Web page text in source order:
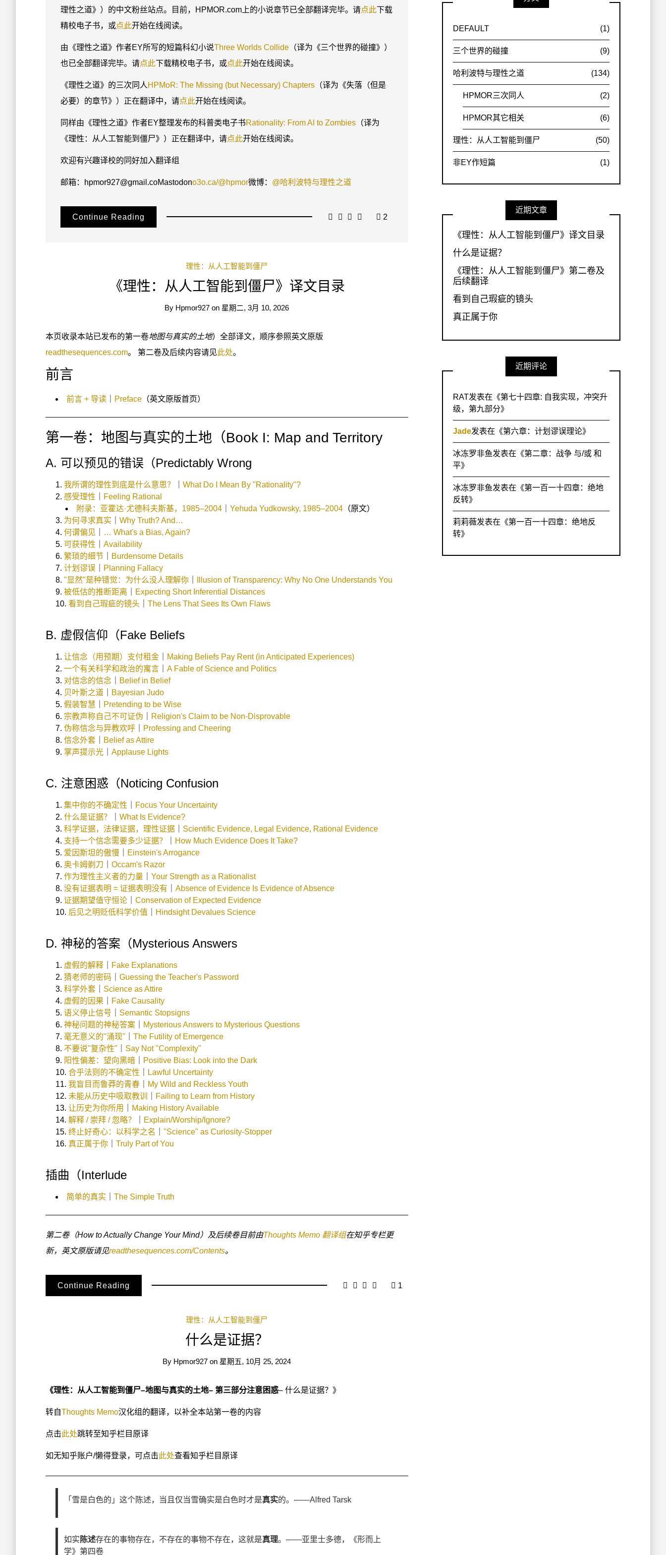
理性之道》）的中文粉丝站点。目前，HPMOR.com上的小说章节已全部翻译完毕。请点此下载
精校电子书，或点此开始在线阅读。
由《理性之道》作者EY所写的短篇科幻小说Three Worlds Collide （译为《三个世界的碰撞》）
也已全部翻译完毕。请点此下载精校电子书，或点此开始在线阅读。
《理性之道》的三次同人 HPMoR: The Missing (but Necessary) Chapters （译为《失落（但是
必要）的章节》）正在翻译中，请点此开始在线阅读。
同样由《理性之道》作者EY整理发布的科普类电子书Rationality: From AI to Zombies （译为
《理性：从人工智能到僵尸》）正在翻译中，请点此开始在线阅读。
欢迎有兴趣译校的同好加入翻译组
邮箱：hpmor927@gmail.coMastodono3o.ca/@hpmor微博： @哈利波特与理性之道
Continue Reading 2
理性：从人工智能到僵尸
《理性：从人工智能到僵尸》译文目录
By Hpmor927 on 星期二, 3月 10, 2026
本页收录本站已发布的第一卷地图与真实的土地）全部译文，顺序参照英文原版
readthesequences.com。 第二卷及后续内容请见此处。
前言
前言 + 导读 Preface （英文原版首页）
第一卷：地图与真实的土地（Book I: Map and Territory
A. 可以预见的错误（Predictably Wrong
我所谓的理性到底是什么意思？
What Do I Mean By "Rationality"?
感受理性
Feeling Rational
附录：亚霍达·尤德科夫斯基，1985–2004
Yehuda Yudkowsky, 1985–2004 （原文）
为何寻求真实
Why Truth? And…
何谓偏见
… What's a Bias, Again?
可获得性
Availability
繁琐的细节
Burdensome Details
计划谬误
Planning Fallacy
"显然"是种错觉：为什么没人理解你
Illusion of Transparency: Why No One Understands You
被低估的推断距离
Expecting Short Inferential Distances
看到自己瑕疵的镜头
The Lens That Sees Its Own Flaws
B. 虚假信仰（Fake Beliefs
让信念（用预期）支付租金
Making Beliefs Pay Rent (in Anticipated Experiences)
一个有关科学和政治的寓言
A Fable of Science and Politics
对信念的信念
Belief in Belief
贝叶斯之道
Bayesian Judo
假装智慧
Pretending to be Wise
宗教声称自己不可证伪
Religion's Claim to be Non-Disprovable
伪称信念与异教欢呼
Professing and Cheering
信念外套
Belief as Attire
掌声提示光
Applause Lights
C. 注意困惑（Noticing Confusion
集中你的不确定性
Focus Your Uncertainty
什么是证据？
What Is Evidence?
科学证据，法律证据，理性证据
Scientific Evidence, Legal Evidence, Rational Evidence
支持一个信念需要多少证据？
How Much Evidence Does It Take?
爱因斯坦的傲慢
Einstein's Arrogance
奥卡姆剃刀
Occam's Razor
作为理性主义者的力量
Your Strength as a Rationalist
没有证据表明 = 证据表明没有
Absence of Evidence Is Evidence of Absence
证据期望值守恒论
Conservation of Expected Evidence
后见之明贬低科学价值
Hindsight Devalues Science
D. 神秘的答案（Mysterious Answers
虚假的解释
Fake Explanations
猜老师的密码
Guessing the Teacher's Password
科学外套
Science as Attire
虚假的因果
Fake Causality
语义停止信号
Semantic Stopsigns
神秘问题的神秘答案
Mysterious Answers to Mysterious Questions
毫无意义的"涌现"
The Futility of Emergence
不要说"复杂性"
Say Not "Complexity"
阳性偏差：望向黑暗
Positive Bias: Look into the Dark
合乎法则的不确定性
Lawful Uncertainty
我盲目而鲁莽的青春
My Wild and Reckless Youth
未能从历史中吸取教训
Failing to Learn from History
让历史为你所用
Making History Available
解释 / 崇拜 / 忽略？
Explain/Worship/Ignore?
终止好奇心：以科学之名
"Science" as Curiosity-Stopper
真正属于你
Truly Part of You
插曲（Interlude
简单的真实 The Simple Truth
第二卷（How to Actually Change Your Mind）及后续卷目前由Thoughts Memo 翻译组在知乎专栏更
新，英文原版请见readthesequences.com/Contents。
Continue Reading 1
理性：从人工智能到僵尸
什么是证据？
By Hpmor927 on 星期五, 10月 25, 2024
《理性：从人工智能到僵尸–地图与真实的土地– 第三部分注意困惑– 什么是证据？》
转自Thoughts Memo汉化组的翻译，以补全本站第一卷的内容
点击此处跳转至知乎栏目原译
如无知乎账户/懒得登录，可点击此处查看知乎栏目原译
「雪是白色的」这个陈述，当且仅当雪确实是白色时才是真实的。——Alfred Tarsk
如实 陈述存在的事物存在，不存在的事物不存在，这就是真理。——亚里士多德，《形而上
学》第四卷
DEFAULT (1)
三个世界的碰撞 (9)
哈利波特与理性之道 (134)
HPMOR三次同人 (2)
HPMOR其它相关 (6)
理性：从人工智能到僵尸 (50)
非EY作短篇 (1)
近期文章
《理性：从人工智能到僵尸》译文目录
什么是证据？
《理性：从人工智能到僵尸》第二卷及
后续翻译
看到自己瑕疵的镜头
真正属于你
近期评论
RAT发表在《第七十四章: 自我实现，冲突升
级，第九部分》
Jade发表在《第六章：计划谬误理论》
冰冻罗非鱼发表在《第二章：战争 与/或 和
平》
冰冻罗非鱼发表在《第一百一十四章：绝地
反转》
莉莉薇发表在《第一百一十四章：绝地反
转》